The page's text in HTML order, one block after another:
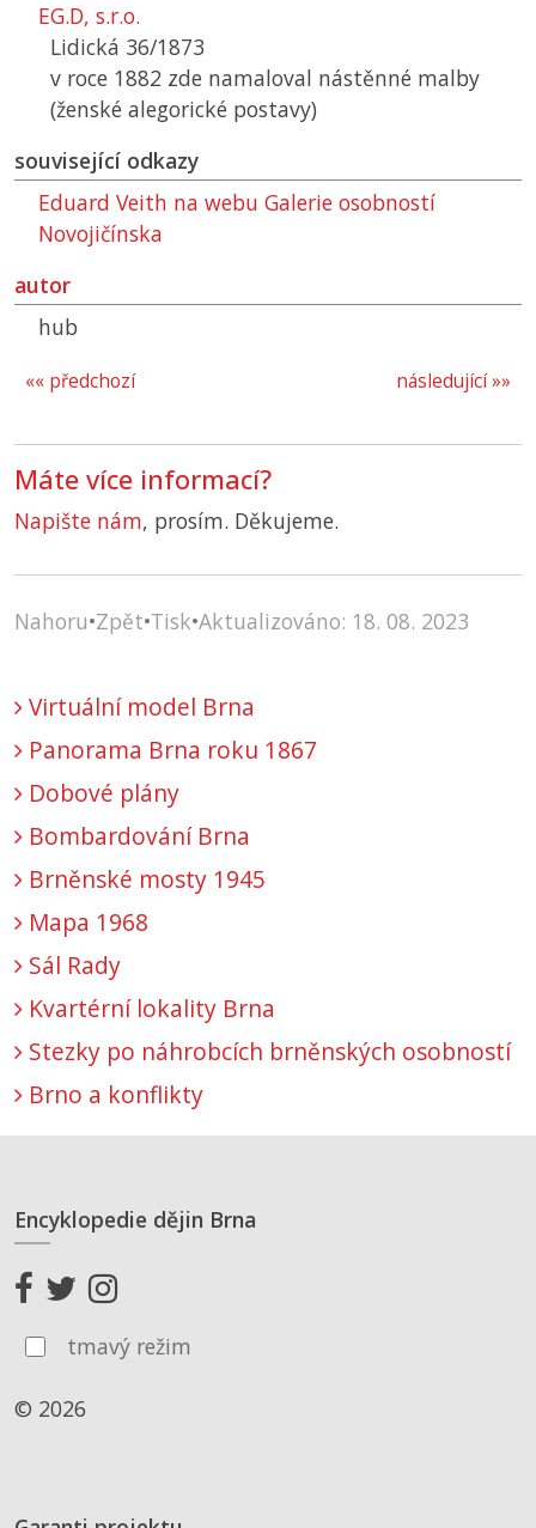
EG.D, s.r.o.
Lidická 36/1873
v roce 1882 zde namaloval nástěnné malby
(ženské alegorické postavy)
související odkazy
Eduard Veith na webu Galerie osobností
Novojičínska
autor
hub
následující »»
«« předchozí
Máte více informací?
Napište nám, prosím. Děkujeme.
Nahoru•Zpět•Tisk•Aktualizováno: 18. 08. 2023
Virtuální model Brna
Panorama Brna roku 1867
Dobové plány
Bombardování Brna
Brněnské mosty 1945
Mapa 1968
Sál Rady
Kvartérní lokality Brna
Stezky po náhrobcích brněnských osobností
Brno a konflikty
Encyklopedie dějin Brna
tmavý režim
© 2026